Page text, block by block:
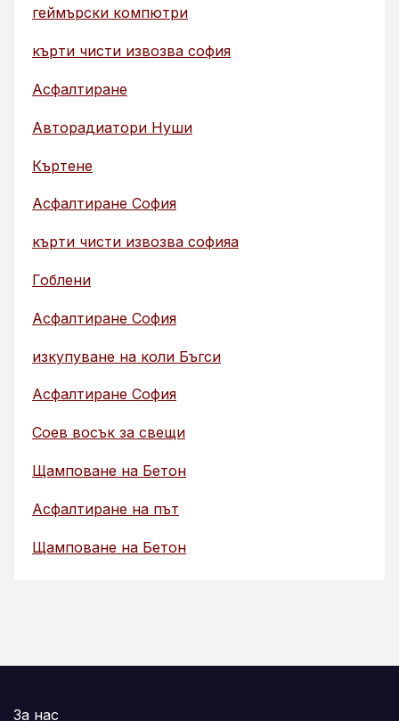
геймърски компютри
кърти чисти извозва софия
Асфалтиране
Авторадиатори Нуши
Къртене
Асфалтиране София
кърти чисти извозва софияа
Гоблени
Асфалтиране София
изкупуване на коли Бъгси
Асфалтиране София
Соев восък за свещи
Щамповане на Бетон
Асфалтиране на път
Щамповане на Бетон
За нас